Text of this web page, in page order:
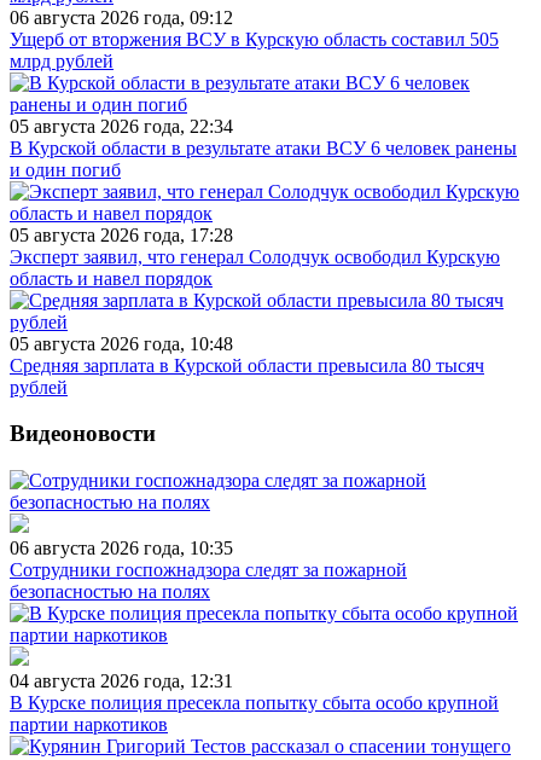
06 августа 2026 года, 09:12
Ущерб от вторжения ВСУ в Курскую область составил 505
млрд рублей
05 августа 2026 года, 22:34
В Курской области в результате атаки ВСУ 6 человек ранены
и один погиб
05 августа 2026 года, 17:28
Эксперт заявил, что генерал Солодчук освободил Курскую
область и навел порядок
05 августа 2026 года, 10:48
Средняя зарплата в Курской области превысила 80 тысяч
рублей
Видеоновости
06 августа 2026 года, 10:35
Сотрудники госпожнадзора следят за пожарной
безопасностью на полях
04 августа 2026 года, 12:31
В Курске полиция пресекла попытку сбыта особо крупной
партии наркотиков